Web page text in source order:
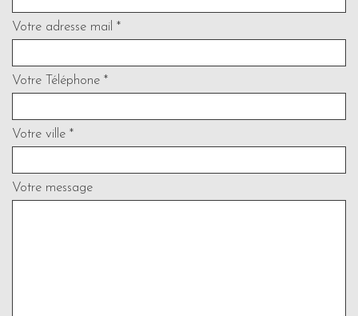
Votre adresse mail *
Votre Téléphone *
Votre ville *
Votre message